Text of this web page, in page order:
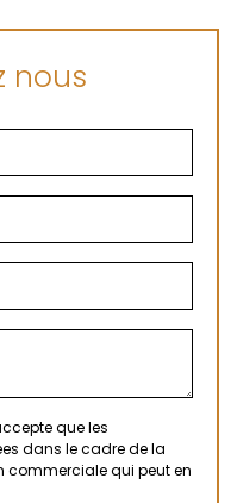
nous
que les
dans le cadre de la
commerciale qui peut en